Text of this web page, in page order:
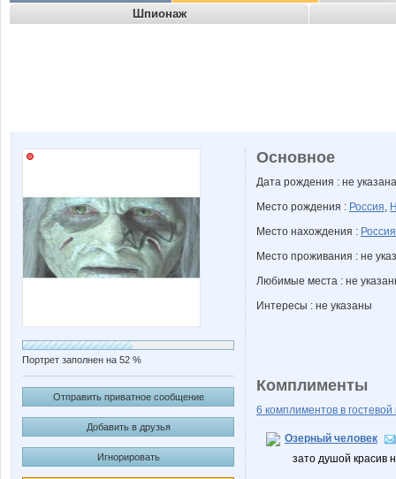
Шпионаж
Портрет заполнен на 52 %
Отправить приватное сообщение
Добавить в друзья
Игнорировать
Основное
Дата рождения : не указана
Место рождения : Россия,
Место нахождения : Россия
Место проживания : не
Любимые места : не
Интересы : не указаны
Комплименты
6 комплиментов в гостевой
Озерный человек
зато душой красив